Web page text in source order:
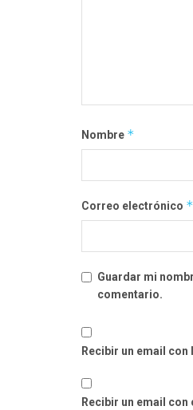
Nombre *
Correo electrónico *
Guardar mi
comentario.
Recibir un email
Recibir un email con